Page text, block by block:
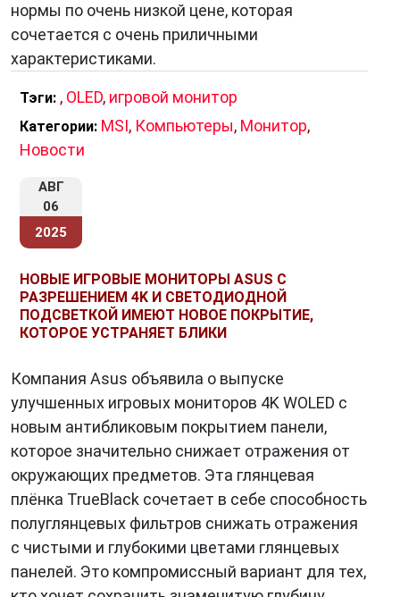
нормы по очень низкой цене, которая
сочетается с очень приличными
характеристиками.
Тэги: , OLED, игровой монитор
Категории: MSI, Компьютеры, Монитор,
Новости
АВГ
06
2025
НОВЫЕ ИГРОВЫЕ МОНИТОРЫ ASUS С
РАЗРЕШЕНИЕМ 4K И СВЕТОДИОДНОЙ
ПОДСВЕТКОЙ ИМЕЮТ НОВОЕ ПОКРЫТИЕ,
КОТОРОЕ УСТРАНЯЕТ БЛИКИ
Компания Asus объявила о выпуске
улучшенных игровых мониторов 4K WOLED с
новым антибликовым покрытием панели,
которое значительно снижает отражения от
окружающих предметов. Эта глянцевая
плёнка TrueBlack сочетает в себе способность
полуглянцевых фильтров снижать отражения
с чистыми и глубокими цветами глянцевых
панелей. Это компромиссный вариант для тех,